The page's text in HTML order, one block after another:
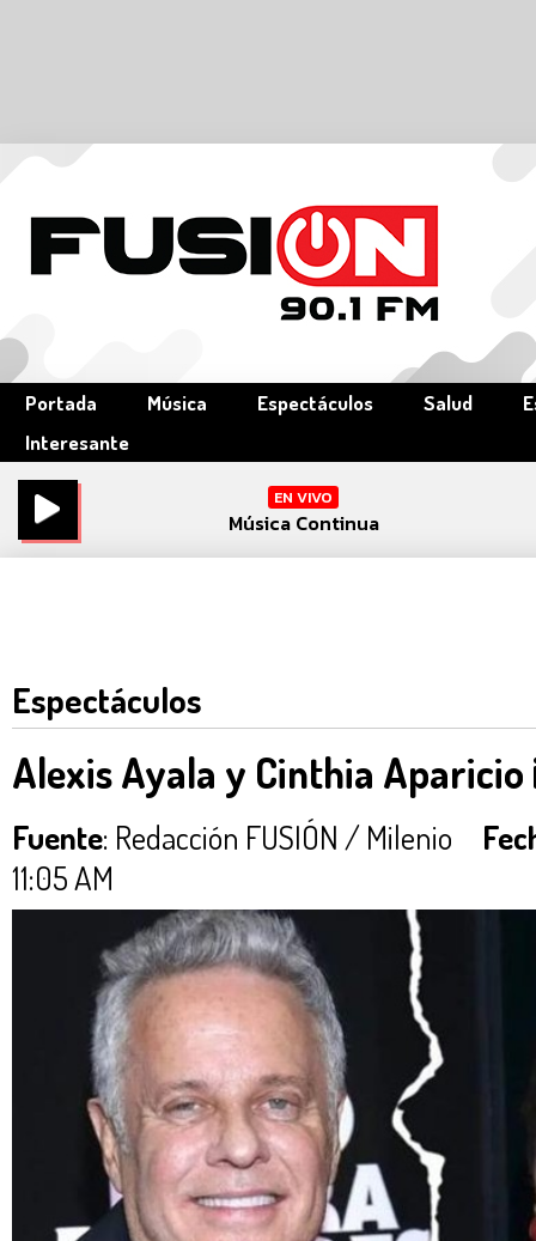
Portada Música Espectáculos Salud
Interesante
EN VIVO
Música Continua
Espectáculos
Alexis Ayala y Cinthia Aparicio
Fuente: Redacción FUSIÓN / Milenio
11:05 AM